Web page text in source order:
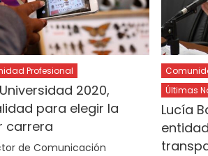
Profesional
2020,
para elegir la
carrera
de Comunicación
Últimas
Lucía